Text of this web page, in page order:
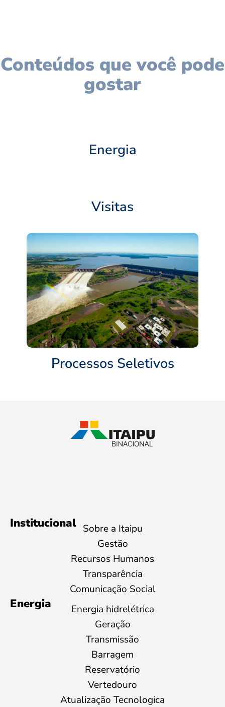
Conteúdos que você pode
gostar
Energia
Visitas
Processos Seletivos
Institucional Sobre a Itaipu
Gestão
Recursos Humanos
Transparência
Comunicação Social
Energia
Energia hidrelétrica
Geração
Transmissão
Barragem
Reservatório
Vertedouro
Atualização Tecnologica